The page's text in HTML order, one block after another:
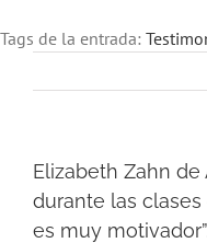
Cursos
Dónde estudiar
Tags de la entrada:
Elizabeth Zahn de
durante las
es muy